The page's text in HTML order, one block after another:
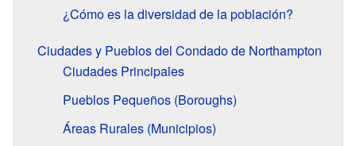
¿Cómo es la diversidad de la población?
Ciudades y Pueblos del Condado de Northampton
Ciudades Principales
Pueblos Pequeños (Boroughs)
Áreas Rurales (Municipios)